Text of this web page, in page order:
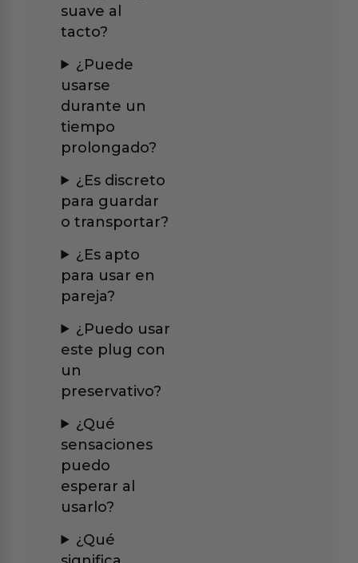
suave al
tacto?
¿Puede
usarse
durante un
tiempo
prolongado?
¿Es discreto
para guardar
o transportar?
¿Es apto
para usar en
pareja?
¿Puedo usar
este plug con
un
preservativo?
¿Qué
sensaciones
puedo
esperar al
usarlo?
¿Qué